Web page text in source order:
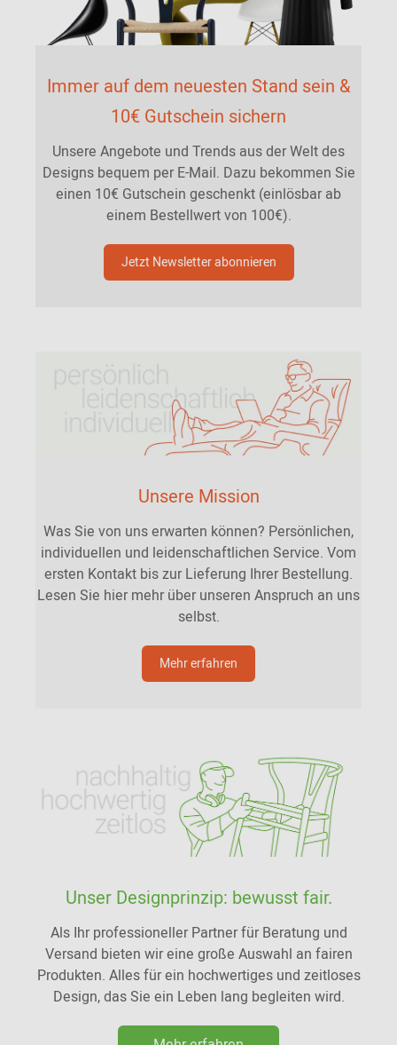
Immer auf dem neuesten Stand sein &
10€ Gutschein sichern
Unsere Angebote und Trends aus der Welt des
Designs bequem per E-Mail. Dazu bekommen Sie
einen 10€ Gutschein geschenkt (einlösbar ab
einem Bestellwert von 100€).
Jetzt Newsletter abonnieren
Unsere Mission
Was Sie von uns erwarten können? Persönlichen,
individuellen und leidenschaftlichen Service. Vom
ersten Kontakt bis zur Lieferung Ihrer Bestellung.
Lesen Sie hier mehr über unseren Anspruch an uns
selbst.
Mehr erfahren
Unser Designprinzip: bewusst fair.
Als Ihr professioneller Partner für Beratung und
Versand bieten wir eine große Auswahl an fairen
Produkten. Alles für ein hochwertiges und zeitloses
Design, das Sie ein Leben lang begleiten wird.